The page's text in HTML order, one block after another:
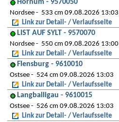
Hörnum - 9570050
Nordsee
533 cm 09.08.2026 13:03
Link zur Detail- / Verlaufsseite
LIST AUF SYLT - 9570070
Nordsee
550 cm 09.08.2026 13:00
Link zur Detail- / Verlaufsseite
Flensburg - 9610010
Ostsee
524 cm 09.08.2026 13:03
Link zur Detail- / Verlaufsseite
Langballigau - 9610015
Ostsee
526 cm 09.08.2026 13:03
Link zur Detail- / Verlaufsseite